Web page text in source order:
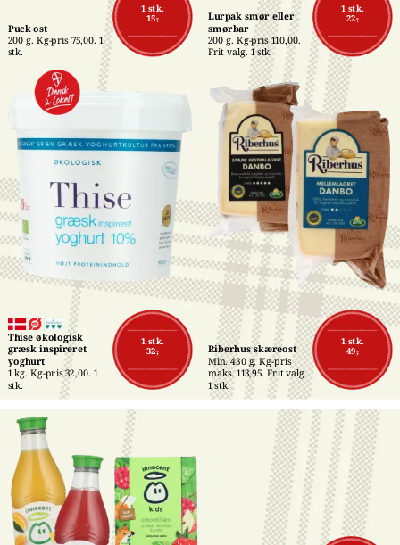
1 stk.
15,-
Puck ost
200 g. Kg-pris 75,00. 1
stk.
1 stk.
22,-
Lurpak smør eller
smørbar
200 g. Kg-pris 110,00.
Frit valg. 1 stk.
1 stk.
32,-
Thise økologisk
græsk inspireret
yoghurt
1 kg. Kg-pris 32,00. 1
stk.
1 stk.
49,-
Riberhus skæreost
Min. 430 g. Kg-pris
maks. 113,95. Frit valg.
1 stk.